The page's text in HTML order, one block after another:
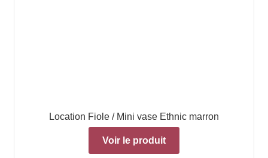
Location Fiole / Mini vase Ethnic marron
Voir le produit